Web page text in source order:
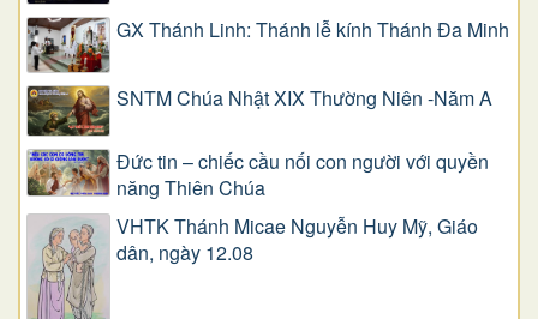
GX Thánh Linh: Thánh lễ kính Thánh Đa Minh
SNTM Chúa Nhật XIX Thường Niên -Năm A
Đức tin – chiếc cầu nối con người với quyền
năng Thiên Chúa
VHTK Thánh Micae Nguyễn Huy Mỹ, Giáo
dân, ngày 12.08